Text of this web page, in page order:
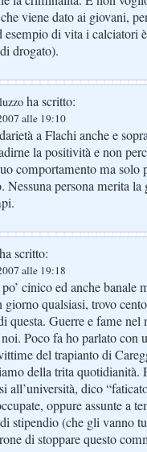
viene dato ai giovani,
esempio di vita i calciatori
drogato).
ha scritto:
alle 19:10
a Flachi anche e
la positività e non
comportamento ma solo
Nessuna persona merita
ha scritto:
alle 19:18
cinico ed anche banale
giorno qualsiasi, trovo
questa. Guerre e fame
Poco fa ho parlato con
del trapianto di
della trita quotidianità.
all’università, dico
oppure assunte a
stipendio (che gli vanno
di stoppare questo